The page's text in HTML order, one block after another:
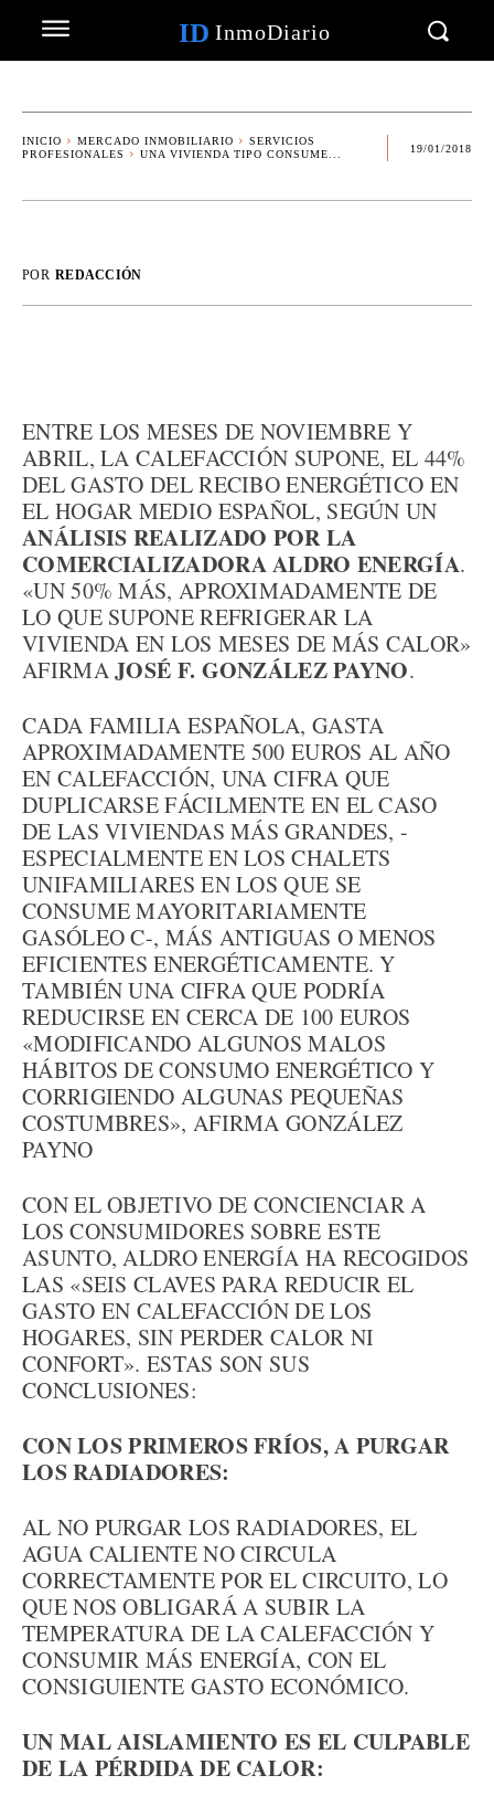
ID InmoDiario
INICIO MERCADO INMOBILIARIO
SERVICIOS
PROFESIONALES
UNA VIVIENDA TIPO CONSUME...
19/01/2018
POR REDACCIÓN
ENTRE LOS MESES DE NOVIEMBRE Y
ABRIL, LA CALEFACCIÓN SUPONE, EL 44%
DEL GASTO DEL RECIBO ENERGÉTICO EN
EL HOGAR MEDIO ESPAÑOL, SEGÚN UN
ANÁLISIS REALIZADO POR LA
COMERCIALIZADORA ALDRO ENERGÍA.
«UN 50% MÁS, APROXIMADAMENTE DE
LO QUE SUPONE REFRIGERAR LA
VIVIENDA EN LOS MESES DE MÁS CALOR»
AFIRMAJOSÉ F. GONZÁLEZ PAYNO.
CADA FAMILIA ESPAÑOLA, GASTA
APROXIMADAMENTE 500 EUROS AL AÑO
EN CALEFACCIÓN, UNA CIFRA QUE
DUPLICARSE FÁCILMENTE EN EL CASO
DE LAS VIVIENDAS MÁS GRANDES, -
ESPECIALMENTE EN LOS CHALETS
UNIFAMILIARES EN LOS QUE SE
CONSUME MAYORITARIAMENTE
GASÓLEO C-, MÁS ANTIGUAS O MENOS
EFICIENTES ENERGÉTICAMENTE. Y
TAMBIÉN UNA CIFRA QUE PODRÍA
REDUCIRSE EN CERCA DE 100 EUROS
«MODIFICANDO ALGUNOS MALOS
HÁBITOS DE CONSUMO ENERGÉTICO Y
CORRIGIENDO ALGUNAS PEQUEÑAS
COSTUMBRES», AFIRMA GONZÁLEZ
PAYNO
CON EL OBJETIVO DE CONCIENCIAR A
LOS CONSUMIDORES SOBRE ESTE
ASUNTO, ALDRO ENERGÍA HA RECOGIDOS
LAS «SEIS CLAVES PARA REDUCIR EL
GASTO EN CALEFACCIÓN DE LOS
HOGARES, SIN PERDER CALOR NI
CONFORT». ESTAS SON SUS
CONCLUSIONES:
CON LOS PRIMEROS FRÍOS, A PURGAR
LOS RADIADORES:
AL NO PURGAR LOS RADIADORES, EL
AGUA CALIENTE NO CIRCULA
CORRECTAMENTE POR EL CIRCUITO, LO
QUE NOS OBLIGARÁ A SUBIR LA
TEMPERATURA DE LA CALEFACCIÓN Y
CONSUMIR MÁS ENERGÍA, CON EL
CONSIGUIENTE GASTO ECONÓMICO.
UN MAL AISLAMIENTO ES EL CULPABLE
DE LA PÉRDIDA DE CALOR: